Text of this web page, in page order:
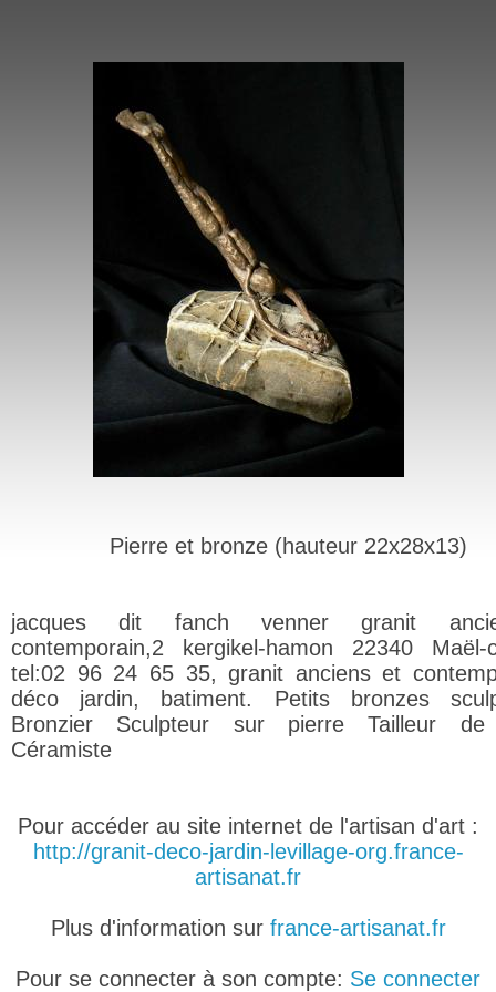
Pierre et bronze (hauteur 22x28x13)
jacques dit fanch venner granit
contemporain,2 kergikel-hamon 22340 Maël-
tel:02 96 24 65 35, granit anciens et
déco jardin, batiment. Petits bronzes
Bronzier Sculpteur sur pierre Tailleur de
Céramiste
Pour accéder au site internet de l'artisan d'art :
http://granit-deco-jardin-levillage-org.france-
artisanat.fr
Plus d'information sur france-artisanat.fr
Pour se connecter à son compte: Se connecter